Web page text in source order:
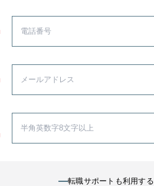
転職サポートも利用する